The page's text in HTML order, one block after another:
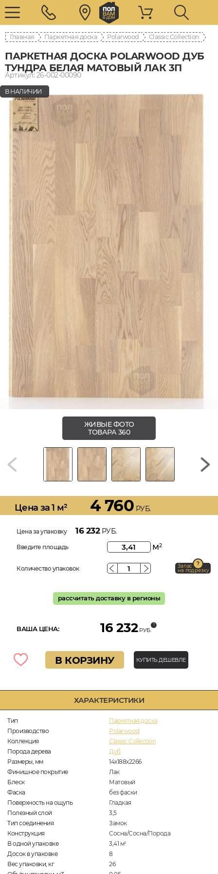
Главная Паркетная доска Polarwood Classic Collection
ПАРКЕТНАЯ ДОСКА POLARWOOD ДУБ
ТУНДРА БЕЛАЯ МАТОВЫЙ ЛАК 3П
Артикул: 26-002-00090
ХАРАКТЕРИСТИКИ
Тип
Паркетная доска
Производство
Polarwood
Коллекция
Classic Collection
Порода дерева
Дуб
Размеры, мм
14х188х2266
Финишное покрытие
Лак
Блеск
Матовый
Фаска
без фаски
Поверхность на ощупь
Гладкая
Полезный слой
3,5
Тип соединения
Замок
Конструкция
Сосна/Сосна/Порода
В одной упаковке
3,41 м2
Досок в упаковке
8
Вес упаковки, кг
26
В НАЛИЧИИ
ЖИВЫЕ ФОТО
ТОВАРА 360
Цена за 1 м² 4 760 РУБ.
Цена за упаковку 16 232РУБ.
Введите площадь м2
Количество упаковок Запас
на подрезку
рассчитать доставку в регионы
ВАША ЦЕНА: 16 232 РУБ.
В КОРЗИНУ КУПИТЬ ДЕШЕВЛЕ